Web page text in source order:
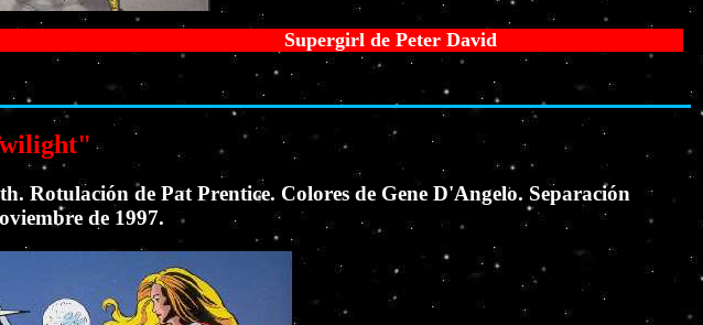
Supergirl de Peter David
de Pat Prentice. Colores de Gene D'Angelo. Separación
de 1997.